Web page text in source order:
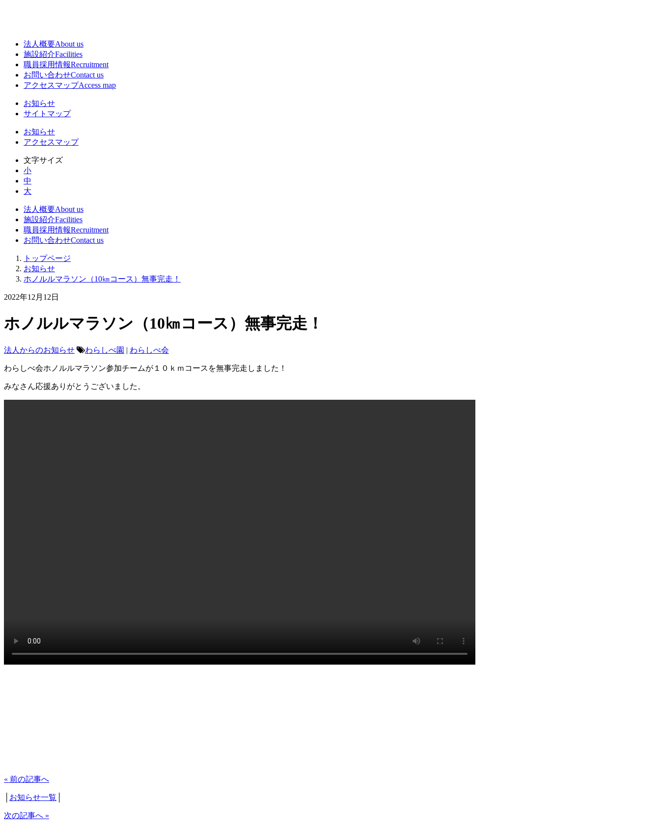
法人概要About us
施設紹介Facilities
職員採用情報Recruitment
お問い合わせContact us
アクセスマップAccess map
お知らせ
サイトマップ
お知らせ
アクセスマップ
文字サイズ
小
中
大
法人概要About us
施設紹介Facilities
職員採用情報Recruitment
お問い合わせContact us
トップページ
お知らせ
ホノルルマラソン（10㎞コース）無事完走！
2022年12月12日
ホノルルマラソン（10㎞コース）無事完走！
法人からのお知らせ わらしべ園 | わらしべ会
わらしべ会ホノルルマラソン参加チームが１０ｋｍコースを無事完走しました！
みなさん応援ありがとうございました。
« 前の記事へ
お知らせ一覧
次の記事へ »